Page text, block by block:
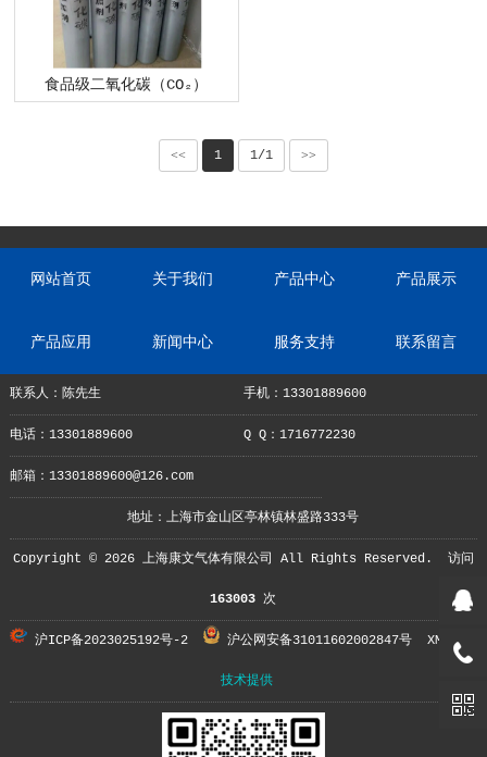
食品级二氧化碳（CO₂）
<< 1 1/1 >>
网站首页 关于我们 产品中心 产品展示
产品应用 新闻中心 服务支持 联系留言
联系人：陈先生 手机：13301889600
电话：13301889600 Q Q：1716772230
邮箱：13301889600@126.com
地址：上海市金山区亭林镇林盛路333号
Copyright © 2026 上海康文气体有限公司 All Rights Reserved. 访问
163003 次
沪ICP备2023025192号-2 沪公网安备31011602002847号 XML地图
技术提供